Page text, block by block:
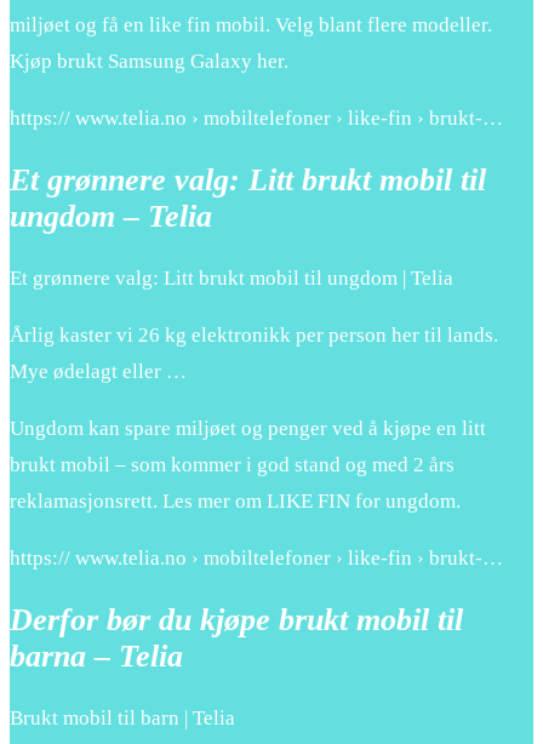
miljøet og få en like fin mobil. Velg blant flere modeller.
Kjøp brukt Samsung Galaxy her.
https:// www.telia.no › mobiltelefoner › like-fin › brukt-…
Et grønnere valg: Litt brukt mobil til
ungdom – Telia
Et grønnere valg: Litt brukt mobil til ungdom | Telia
Årlig kaster vi 26 kg elektronikk per person her til lands.
Mye ødelagt eller …
Ungdom kan spare miljøet og penger ved å kjøpe en litt
brukt mobil – som kommer i god stand og med 2 års
reklamasjonsrett. Les mer om LIKE FIN for ungdom.
https:// www.telia.no › mobiltelefoner › like-fin › brukt-…
Derfor bør du kjøpe brukt mobil til
barna – Telia
Brukt mobil til barn | Telia